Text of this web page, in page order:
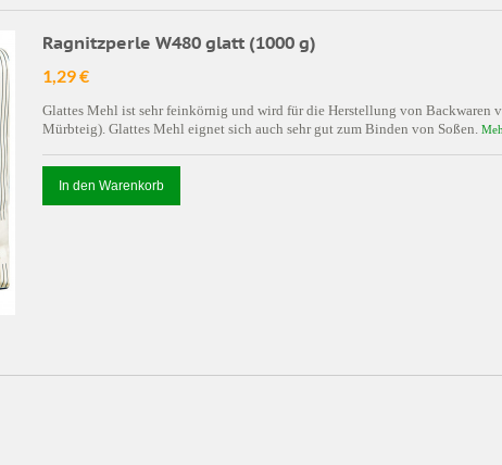
Ragnitzperle W480 glatt (1000 g)
1,29 €
Glattes Mehl ist sehr feinkörnig und wird für die Herstellung von Backwaren
Mürbteig). Glattes Mehl eignet sich auch sehr gut zum Binden von Soßen.
In den Warenkorb